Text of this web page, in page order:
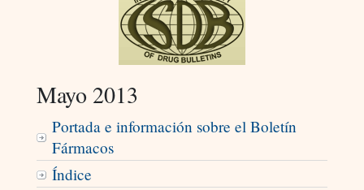
Mayo 2013
Portada e información sobre el Boletín
Fármacos
Índice